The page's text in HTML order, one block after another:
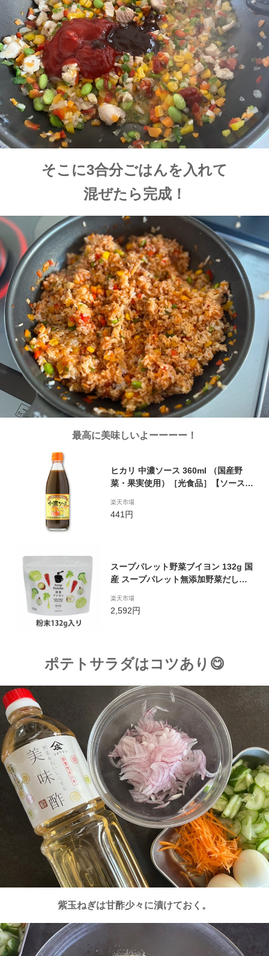
そこに3合分ごはんを入れて
混ぜたら完成！
最高に美味しいよーーーー！
ヒカリ 中濃ソース 360ml （国産野
菜・果実使用）［光食品］【ソース
楽天市場
441円
スープパレット野菜ブイヨン 132g 国
産 スープパレット無添加野菜だし
楽天市場
2,592円
ポテトサラダはコツあり😋
紫玉ねぎは甘酢少々に漬けておく。